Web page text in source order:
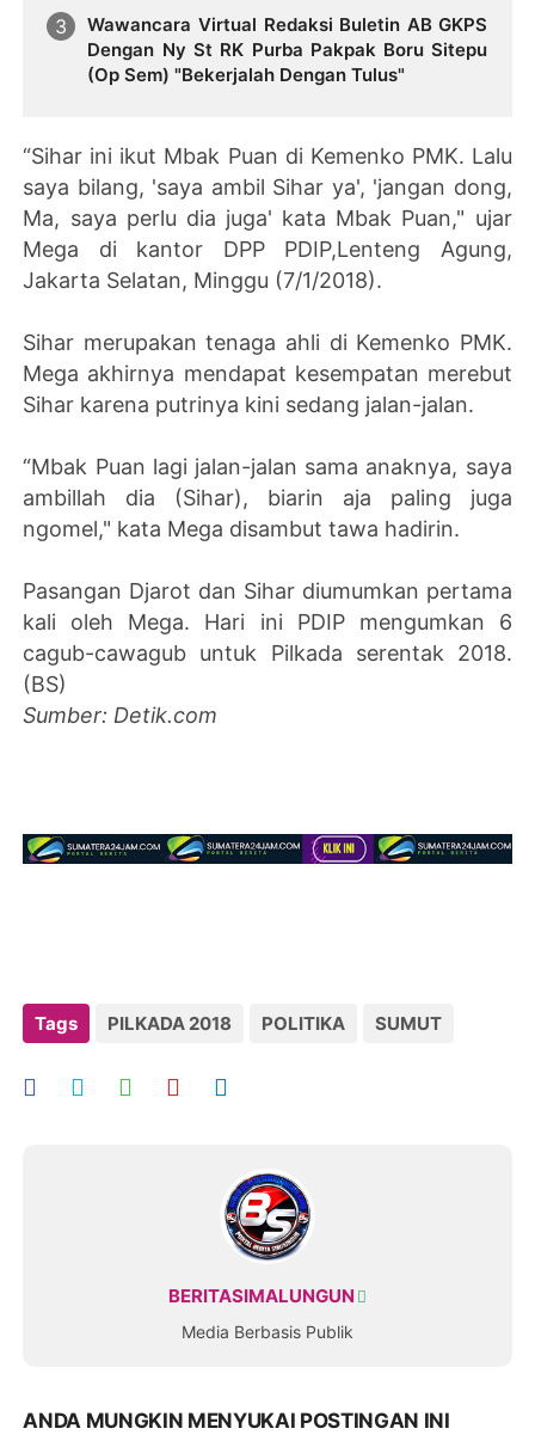
Wawancara Virtual Redaksi Buletin AB GKPS
Dengan Ny St RK Purba Pakpak Boru Sitepu
(Op Sem) "Bekerjalah Dengan Tulus"
“Sihar ini ikut Mbak Puan di Kemenko PMK. Lalu
saya bilang, 'saya ambil Sihar ya', 'jangan dong,
Ma, saya perlu dia juga' kata Mbak Puan," ujar
Mega di kantor DPP PDIP,Lenteng Agung,
Jakarta Selatan, Minggu (7/1/2018).
Sihar merupakan tenaga ahli di Kemenko PMK.
Mega akhirnya mendapat kesempatan merebut
Sihar karena putrinya kini sedang jalan-jalan.
“Mbak Puan lagi jalan-jalan sama anaknya, saya
ambillah dia (Sihar), biarin aja paling juga
ngomel," kata Mega disambut tawa hadirin.
Pasangan Djarot dan Sihar diumumkan pertama
kali oleh Mega. Hari ini PDIP mengumkan 6
cagub-cawagub untuk Pilkada serentak 2018.
(BS)
Sumber: Detik.com
Tags PILKADA 2018 POLITIKA SUMUT
BERITASIMALUNGUN
Media Berbasis Publik
ANDA MUNGKIN MENYUKAI POSTINGAN INI